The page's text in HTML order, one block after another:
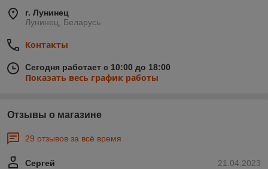
г. Лунинец
Лунинец, Беларусь
Контакты
Сегодня работает с 10:00 до 18:00
Показать весь график работы
Отзывы о магазине
29 отзывов за всё время
21.04.2023
Сергей